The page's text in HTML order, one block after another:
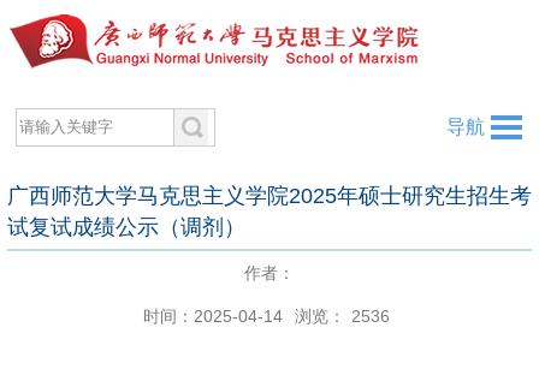
导航
广西师范大学马克思主义学院2025年硕士研究生招生考
试复试成绩公示（调剂）
作者：
时间：2025-04-14 浏览： 2536